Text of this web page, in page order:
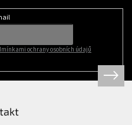
ochrany osobních údajů